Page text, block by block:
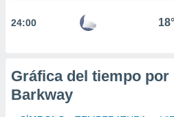
en
su
u
datos
24:00 18°
Gráfica del tiempo por
Barkway